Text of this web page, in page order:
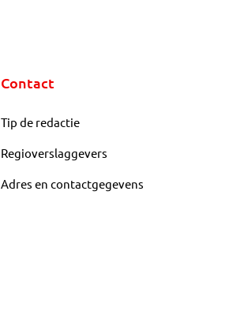
Contact
Tip de redactie
Regioverslaggevers
Adres en contactgegevens